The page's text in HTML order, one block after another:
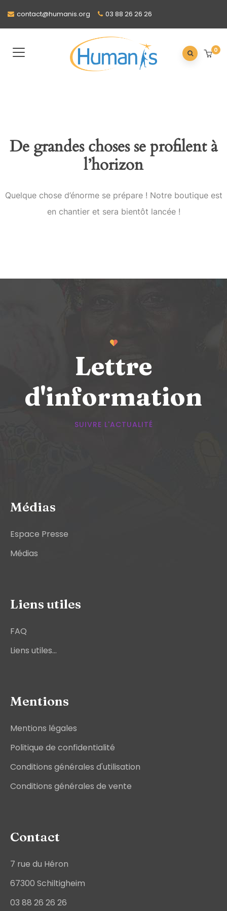
contact@humanis.org 03 88 26 26 26
0
De grandes choses se profilent à
l’horizon
Quelque chose d’énorme se prépare ! Notre boutique est
en chantier et sera bientôt lancée !
Lettre
d'information
SUIVRE L'ACTUALITÉ
Médias
Espace Presse
Médias
Liens utiles
FAQ
Liens utiles...
Mentions
Mentions légales
Politique de confidentialité
Conditions générales d'utilisation
Conditions générales de vente
Contact
7 rue du Héron
67300 Schiltigheim
03 88 26 26 26